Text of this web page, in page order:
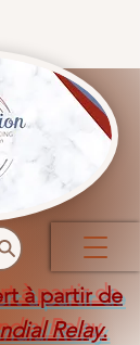
à partir de
Relay.